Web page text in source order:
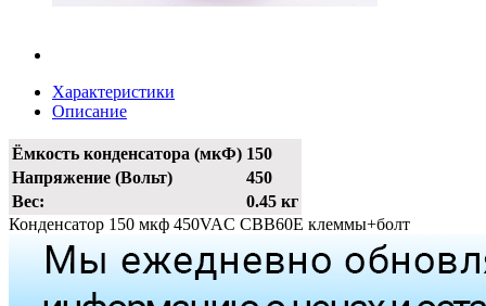
Характеристики
Описание
Ёмкость конденсатора (мкФ) 150
Напряжение (Вольт)
450
Вес:
0.45 кг
Конденсатор 150 мкф 450VAC CBB60E клеммы+болт